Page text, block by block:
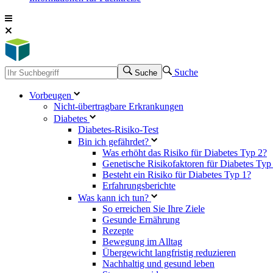
Suche Suche
Vorbeugen
Nicht-übertragbare Erkrankungen
Diabetes
Diabetes-Risiko-Test
Bin ich gefährdet?
Was erhöht das Risiko für Diabetes Typ 2?
Genetische Risikofaktoren für Diabetes Typ
Besteht ein Risiko für Diabetes Typ 1?
Erfahrungsberichte
Was kann ich tun?
So erreichen Sie Ihre Ziele
Gesunde Ernährung
Rezepte
Bewegung im Alltag
Übergewicht langfristig reduzieren
Nachhaltig und gesund leben